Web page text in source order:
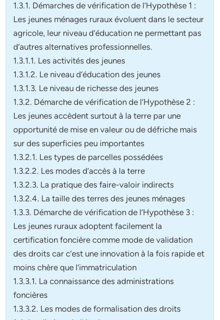
1.3.1. Démarches de vérification de l’Hypothèse 1 :
Les jeunes ménages rurauxévoluent dans le secteur
agricole, leur niveau d’éducation ne permettant pas
d’autres alternatives professionnelles.
1.3.1.1. Les activités des jeunes
1.3.1.2. Le niveau d’éducation des jeunes
1.3.1.3. Le niveau de richesse des jeunes
1.3.2. Démarche de vérification de l’Hypothèse 2 :
Les jeunes accèdent surtout à la terre par une
opportunité de mise en valeur ou de défriche mais
sur des superficies peu importantes
1.3.2.1. Les types de parcelles possédées
1.3.2.2. Les modes d’accès à la terre
1.3.2.3. La pratique des faire-valoir indirects
1.3.2.4. La taille des terres des jeunes ménages
1.3.3. Démarche de vérification de l’Hypothèse 3 :
Les jeunes ruraux adoptentfacilement la
certification foncière comme mode de validation
des droits car c’est une innovation à la fois rapide et
moins chère que l’immatriculation
1.3.3.1. La connaissance des administrations
foncières
1.3.3.2. Les modes de formalisation des droits